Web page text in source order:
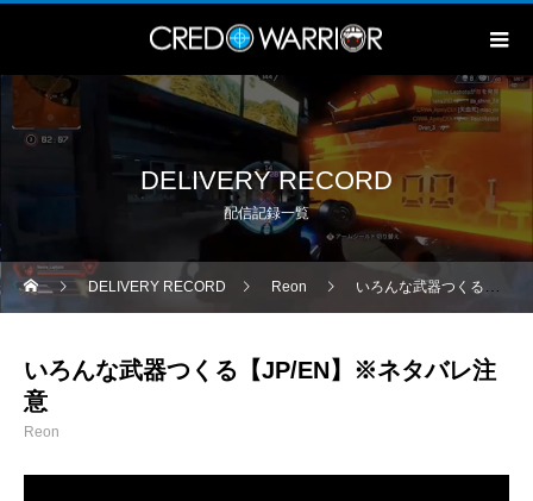
DELIVERY RECORD
配信記録一覧
DELIVERY RECORD Reon いろんな武器つくる【JP/EN】※ネタバレ注意
いろんな武器つくる【JP/EN】※ネタバレ注
意
Reon